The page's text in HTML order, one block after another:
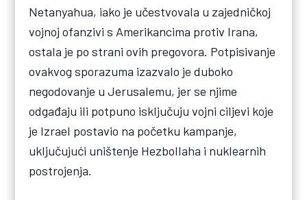
Netanyahua, iako je učestvovala u zajedničkoj
vojnoj ofanzivi s Amerikancima protiv Irana,
ostala je po strani ovih pregovora. Potpisivanje
ovakvog sporazuma izazvalo je duboko
negodovanje u Jerusalemu, jer se njime
odgađaju ili potpuno isključuju vojni ciljevi koje
je Izrael postavio na početku kampanje,
uključujući uništenje Hezbollaha i nuklearnih
postrojenja.